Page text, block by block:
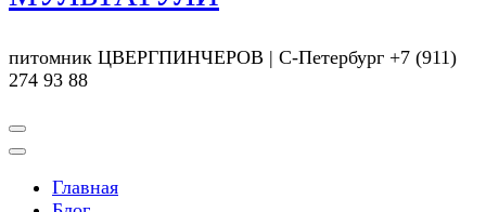
питомник ЦВЕРГПИНЧЕРОВ | С-Петербург +7 (911)
274 93 88
Главная